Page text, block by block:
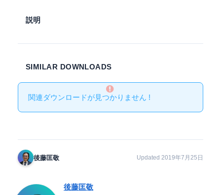
説明
SIMILAR DOWNLOADS
関連ダウンロードが見つかりません !
後藤匡敬 Updated 2019年7月25日
後藤匡敬